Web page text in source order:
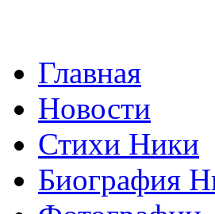
Главная
Новости
Стихи Ники
Биография